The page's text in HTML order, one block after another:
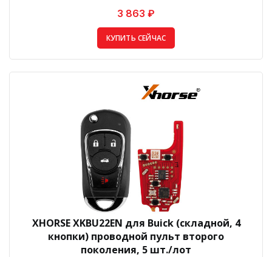
3 863 ₽
КУПИТЬ СЕЙЧАС
XHORSE XKBU22EN для Buick (складной, 4
кнопки) проводной пульт второго
поколения, 5 шт./лот